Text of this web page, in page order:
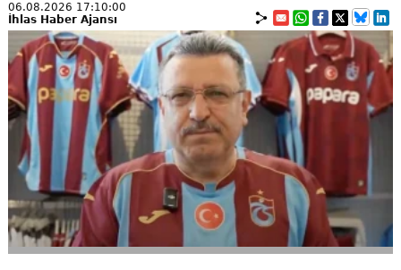
06.08.2026 17:10:00
İhlas Haber Ajansı